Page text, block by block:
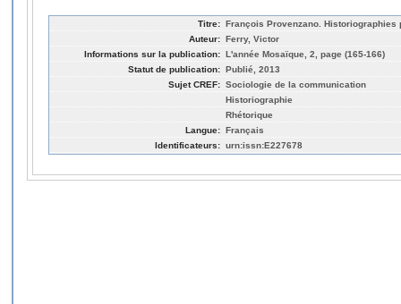
Titre: François Provenzano. Historiographies
Auteur: Ferry, Victor
Informations sur la publication: L'année Mosaïque, 2, page (165-166)
Statut de publication: Publié, 2013
Sujet CREF: Sociologie de la communication
Historiographie
Rhétorique
Langue: Français
Identificateurs: urn:issn:E227678